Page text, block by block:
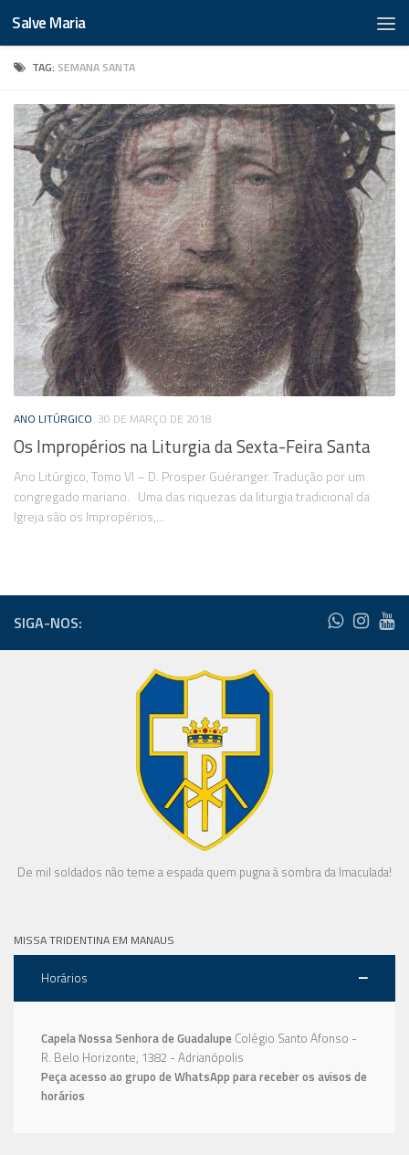
Salve Maria
TAG: SEMANA SANTA
ANO LITÚRGICO 30 DE MARÇO DE 2018
Os Impropérios na Liturgia da Sexta-Feira Santa
Ano Litúrgico, Tomo VI – D. Prosper Guéranger. Tradução por um
congregado mariano. Uma das riquezas da liturgia tradicional da
Igreja são os Impropérios,...
SIGA-NOS:
De mil soldados não teme a espada quem pugna à sombra da Imaculada!
MISSA TRIDENTINA EM MANAUS
Horários
Capela Nossa Senhora de Guadalupe Colégio Santo Afonso -
R. Belo Horizonte, 1382 - Adrianópolis
Peça acesso ao grupo de WhatsApp para receber os avisos de
horários